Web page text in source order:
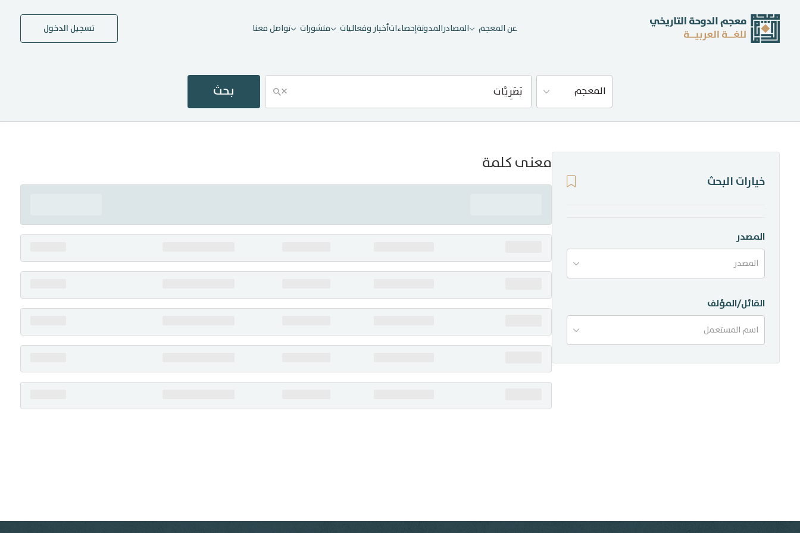
عن المعجم المصادرالمدونةإحصاءاتأخبار وفعاليات منشورات تواصل معنا تسجيل الدخول
المعجم × بحث
إحصاءات
منشورات
تواصل معنا
معنى كلمة
خيارات البحث
المصدر
المصدر
القائل/المؤلف
اسم المستعمل